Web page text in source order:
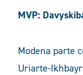
MVP:
Modena parte
Uriarte-